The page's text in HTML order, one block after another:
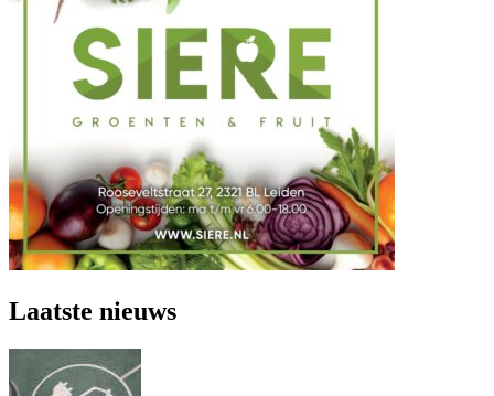
Laatste nieuws